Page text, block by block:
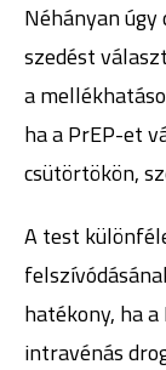
Néhányan
szedést
a
ha a PrEP-et
csütörtökön,
A test
hatékony, ha
intravénás